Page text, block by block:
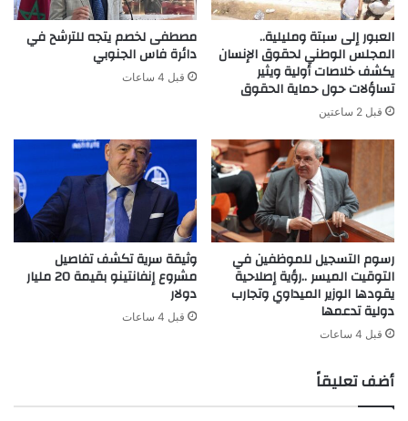
العبور إلى سبتة ومليلية..
المجلس الوطني لحقوق الإنسان
يكشف خلاصات أولية ويثير
تساؤلات حول حماية الحقوق
قبل 2 ساعتين
مصطفى لخصم يتجه للترشح في
دائرة فاس الجنوبي
قبل 4 ساعات
رسوم التسجيل للموظفين في
التوقيت الميسر ..رؤية إصلاحية
يقودها الوزير الميداوي وتجارب
دولية تدعمها
قبل 4 ساعات
وثيقة سرية تكشف تفاصيل
مشروع إنفانتينو بقيمة 20 مليار
دولار
قبل 4 ساعات
أضف تعليقاً